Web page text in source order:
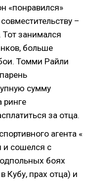
«понравился»
–
Тот занимался
больше
Томми Райли
сумму
ринге
за отца.
агента «
и сошелся с
боях
Кубу, прах отца) и